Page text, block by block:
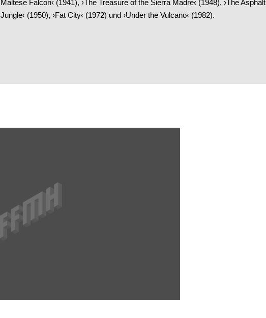
Maltese Falcon‹ (1941), ›The Treasure of the Sierra Madre‹ (1948), ›The Asphalt
Jungle‹ (1950), ›Fat City‹ (1972) und ›Under the Vulcano‹ (1982).